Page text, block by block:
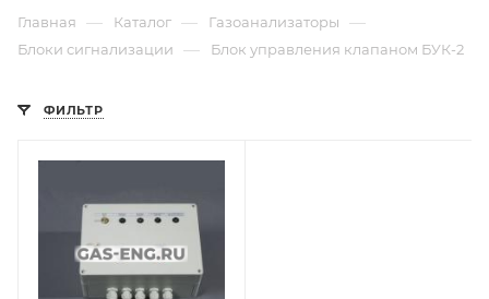
Главная — Каталог — Газоанализаторы —
Блоки сигнализации — Блок управления клапаном БУК-2
ФИЛЬТР